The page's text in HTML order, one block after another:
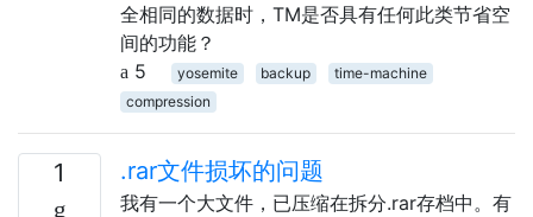
全相同的数据时，TM是否具有任何此类节省空
间的功能？
5
yosemite backup
time-machine
compression
1 .rar文件损坏的问题
我有一个大文件，已压缩在拆分.rar存档中。有